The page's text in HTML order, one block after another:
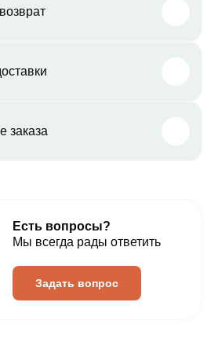
заказа
Есть вопросы?
Мы всегда рады ответить
Задать вопрос